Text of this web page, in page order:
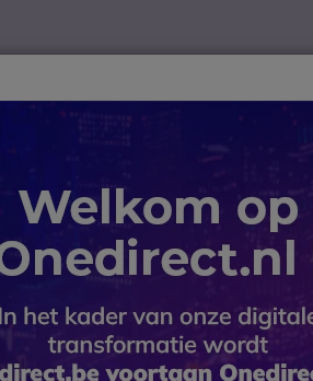
– Minimale bestelwaarde: 300 €
Vervanging Headset voor